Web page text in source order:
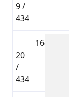
9 /
434
20
/
434
1645